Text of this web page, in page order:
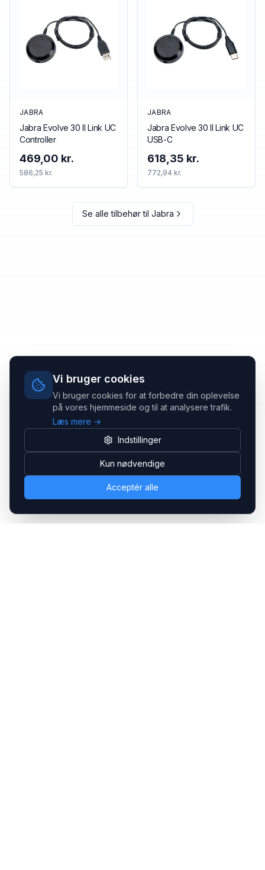
Vi bruger cookies
Vi bruger cookies for at forbedre din oplevelse
på vores hjemmeside og til at analysere trafik.
Læs mere →
Indstillinger
Kun nødvendige
Acceptér alle
JABRA
Jabra Evolve 30 II Link UC
Controller
469,00 kr.
586,25 kr.
JABRA
Jabra Evolve 30 II Link UC
USB-C
618,35 kr.
772,94 kr.
Se alle tilbehør til Jabra